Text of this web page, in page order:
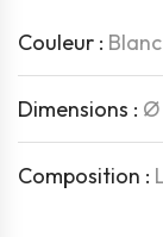
Couleur : Blanc
Dimensions : Ø
Composition :